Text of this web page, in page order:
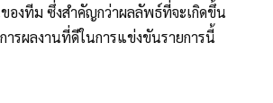
องทีม ซึ่งสำคัญกว่าผลลัพธ์ที่จะเกิดขึ้น
ารผลงานที่ดีในการแข่งขันรายการนี้